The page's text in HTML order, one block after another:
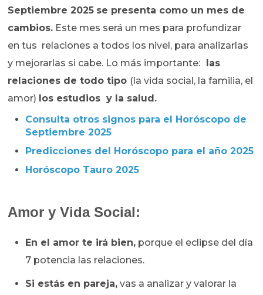
Septiembre 2025 se presenta como un mes de
cambios. Este mes será un mes para profundizar
en tus relaciones a todos los nivel, para analizarlas
y mejorarlas si cabe. Lo más importante: las
relaciones de todo tipo (la vida social, la familia, el
amor) los estudios y la salud.
Consulta otros signos para el Horóscopo de
Septiembre 2025
Predicciones del Horóscopo para el año 2025
Horóscopo Tauro 2025
Amor y Vida Social:
En el amor te irá bien, porque el eclipse del día
7 potencia las relaciones.
Si estás en pareja, vas a analizar y valorar la